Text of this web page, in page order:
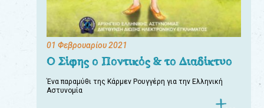
01 Φεβρουαρίου 2021
Ο Σίφης ο Ποντικός & το Διαδίκτυο
Ένα παραμύθι της Κάρμεν Ρουγγέρη για την Ελληνική
Αστυνομία